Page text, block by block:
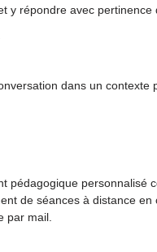
y répondre avec pertinence
dans un
pédagogique personnalisé
de séances à distance
par mail.